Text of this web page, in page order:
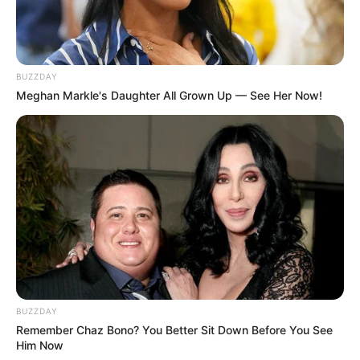
BUZZDAY
Meghan Markle's Daughter All Grown Up — See Her Now!
BUZZDAY
Remember Chaz Bono? You Better Sit Down Before You See
Him Now